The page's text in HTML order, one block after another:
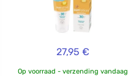
27,95 €
Op voorraad - verzending vandaag